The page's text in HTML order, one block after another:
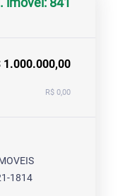
1.000.000,00
R$ 0,00
1814